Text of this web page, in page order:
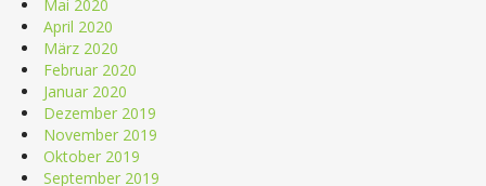
Mai 2020
April 2020
März 2020
Februar 2020
Januar 2020
Dezember 2019
November 2019
Oktober 2019
September 2019